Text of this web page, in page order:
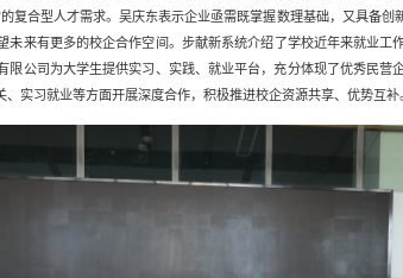
的复合型人才需求。吴庆东表示企业亟需既掌握数理基础，又具备创
未来有更多的校企合作空间。 步献新系统介绍了学校近年来就业工
限公司为大学生提供实习、实践、就业平台，充分体现了优秀民营
实习就业等方面开展深度合作，积极推进校企资源共享、优势互补